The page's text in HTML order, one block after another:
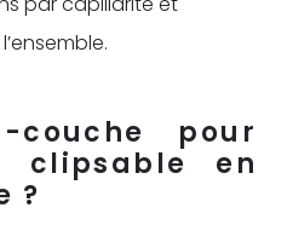
couche pour
clipsable en
?